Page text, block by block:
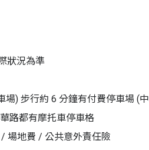
狀況為準
場) 步行約 6 分鐘有付費停車場 (
路都有摩托車停車格
場地費 / 公共意外責任險